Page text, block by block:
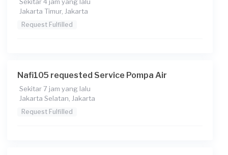
Jakarta Timur, Jakarta
Request Fulfilled
Nafi105 requested Service Pompa Air
Sekitar 7 jam yang lalu
Jakarta Selatan, Jakarta
Request Fulfilled